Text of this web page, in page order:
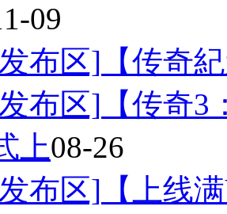
09
布区] 【传奇
布区] 【传奇
上08-26
布区] 【上线